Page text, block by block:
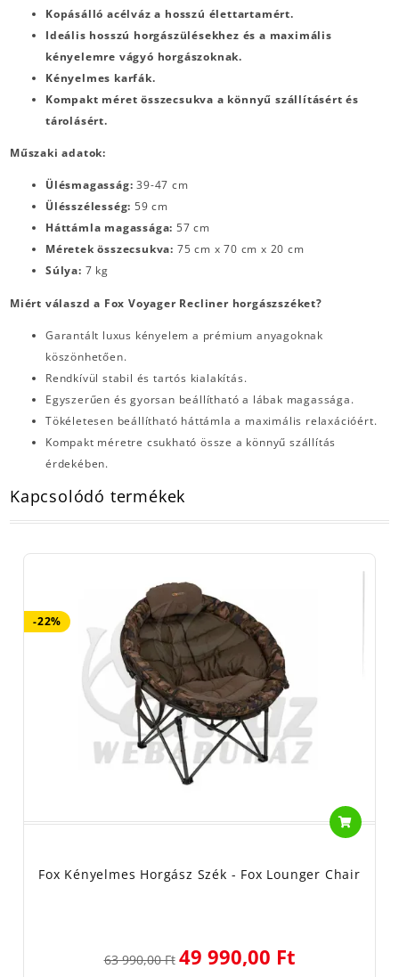
Kopásálló acélváz a hosszú élettartamért.
Ideális hosszú horgászülésekhez és a maximális
kényelemre vágyó horgászoknak.
Kényelmes karfák.
Kompakt méret összecsukva a könnyű szállításért és
tárolásért.
Műszaki adatok:
Ülésmagasság: 39-47 cm
Ülésszélesség: 59 cm
Háttámla magassága: 57 cm
Méretek összecsukva: 75 cm x 70 cm x 20 cm
Súlya: 7 kg
Miért válaszd a Fox Voyager Recliner horgászszéket?
Garantált luxus kényelem a prémium anyagoknak
köszönhetően.
Rendkívül stabil és tartós kialakítás.
Egyszerűen és gyorsan beállítható a lábak magassága.
Tökéletesen beállítható háttámla a maximális relaxációért.
Kompakt méretre csukható össze a könnyű szállítás
érdekében.
Kapcsolódó termékek
-22%
Fox Kényelmes Horgász Szék - Fox Lounger Chair
63 990,00 Ft 49 990,00 Ft